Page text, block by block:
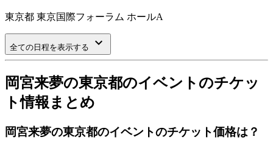
東京都 東京国際フォーラム ホールA
全ての日程を表示する keyboard_arrow_down
岡宮来夢の東京都のイベントのチケッ
ト情報まとめ
岡宮来夢の東京都のイベントのチケット価格は？